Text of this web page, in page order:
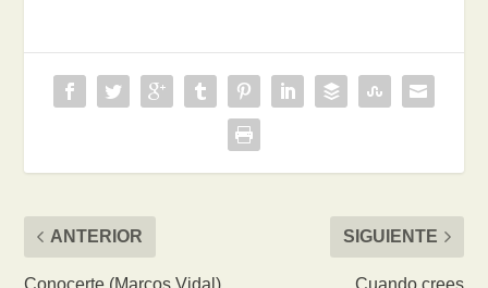
ANTERIOR
Conocerte (Marcos Vidal)
SIGUIENTE
Cuando crees